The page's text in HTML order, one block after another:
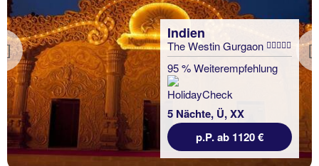
Previous
Indien
The Westin Gurgaon
95 % Weiterempfehlung
5 Nächte, Ü, XX
p.P. ab 1120 €